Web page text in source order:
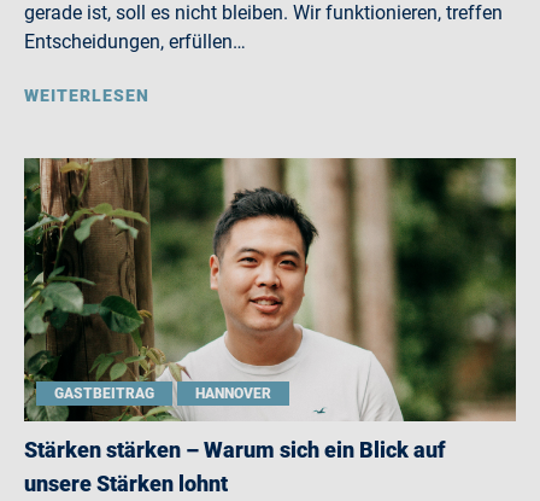
gerade ist, soll es nicht bleiben. Wir funktionieren, treffen
Entscheidungen, erfüllen…
WEITERLESEN
GASTBEITRAG HANNOVER
Stärken stärken – Warum sich ein Blick auf
unsere Stärken lohnt